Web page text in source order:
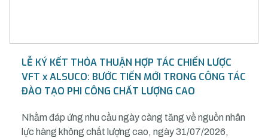
LỄ KÝ KẾT THỎA THUẬN HỢP TÁC CHIẾN LƯỢC
VFT x ALSUCO: BƯỚC TIẾN MỚI TRONG CÔNG TÁC
ĐÀO TẠO PHI CÔNG CHẤT LƯỢNG CAO
Nhằm đáp ứng nhu cầu ngày càng tăng về nguồn nhân
lực hàng không chất lượng cao, ngày 31/07/2026,